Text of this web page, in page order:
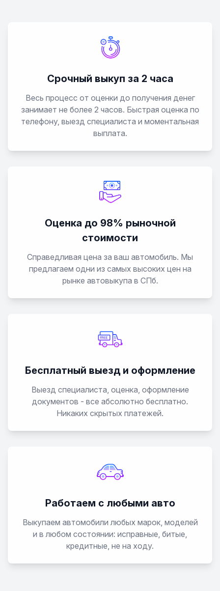
Срочный выкуп за 2 часа
Весь процесс от оценки до получения денег
занимает не более 2 часов. Быстрая оценка по
телефону, выезд специалиста и моментальная
выплата.
Оценка до 98% рыночной
стоимости
Справедливая цена за ваш автомобиль. Мы
предлагаем одни из самых высоких цен на
рынке автовыкупа в СПб.
Бесплатный выезд и оформление
Выезд специалиста, оценка, оформление
документов - все абсолютно бесплатно.
Никаких скрытых платежей.
Работаем с любыми авто
Выкупаем автомобили любых марок, моделей
и в любом состоянии: исправные, битые,
кредитные, не на ходу.